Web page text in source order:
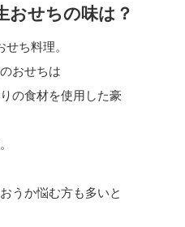
おせちの味は？
ち料理。
おせちは
の食材を使用した豪
うか悩む方も多いと